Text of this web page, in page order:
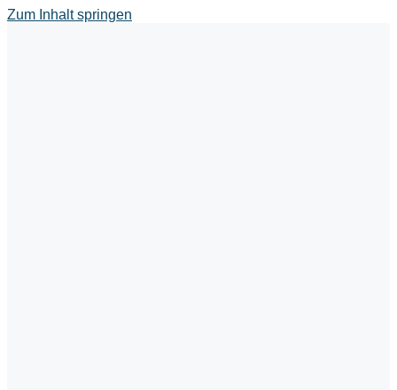
Zum Inhalt springen